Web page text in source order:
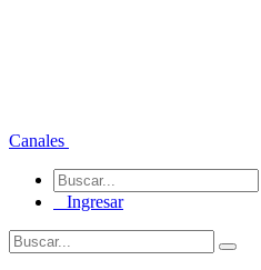
Canales
Ingresar